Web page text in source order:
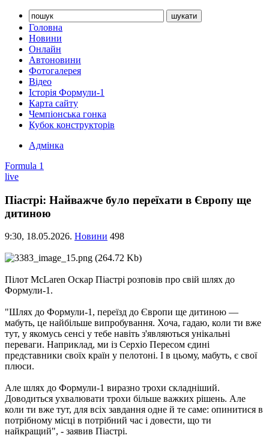
Головна
Новини
Онлайн
Автоновини
Фотогалерея
Відео
Історія Формули-1
Карта сайту
Чемпіонська гонка
Кубок конструкторів
Адмінка
Formula 1
live
Піастрі: Найважче було переїхати в Європу ще
дитиною
9:30, 18.05.2026. Новини 498
Пілот McLaren Оскар Піастрі розповів про свій шлях до
Формули-1.
"Шлях до Формули-1, переїзд до Європи ще дитиною —
мабуть, це найбільше випробування. Хоча, гадаю, коли ти вже
тут, у якомусь сенсі у тебе навіть з'являються унікальні
переваги. Наприклад, ми із Серхіо Пересом єдині
представники своїх країн у пелотоні. І в цьому, мабуть, є свої
плюси.
Але шлях до Формули-1 виразно трохи складніший.
Доводиться ухвалювати трохи більше важких рішень. Але
коли ти вже тут, для всіх завдання одне й те саме: опинитися в
потрібному місці в потрібний час і довести, що ти
найкращий", - заявив Піастрі.